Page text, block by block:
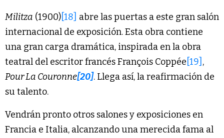
Militza (1900) [18] abre las puertas a este gran salón
internacional de exposición. Esta obra contiene
una gran carga dramática, inspirada en la obra
teatral del escritor francés François Coppée [19] ,
Pour La Couronne[20]. Llega así, la reafirmación de
su talento.
Vendrán pronto otros salones y exposiciones en
Francia e Italia, alcanzando una merecida fama al